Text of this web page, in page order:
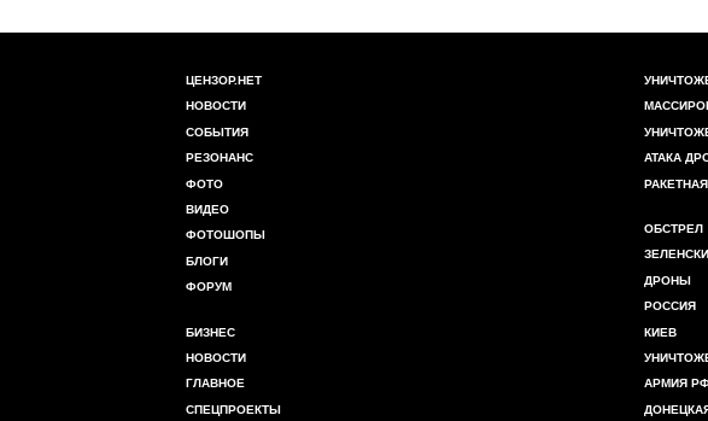
ЦЕНЗОР.НЕТ
НОВОСТИ
СОБЫТИЯ
РЕЗОНАНС
ФОТО
ВИДЕО
ФОТОШОПЫ
БЛОГИ
ФОРУМ
БИЗНЕС
НОВОСТИ
ГЛАВНОЕ
СПЕЦПРОЕКТЫ
АТАКА
ОБСТРЕЛ
ДРОНЫ
РОССИЯ
КИЕВ
АРМИЯ